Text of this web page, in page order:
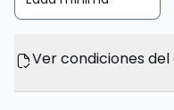
Ver condiciones